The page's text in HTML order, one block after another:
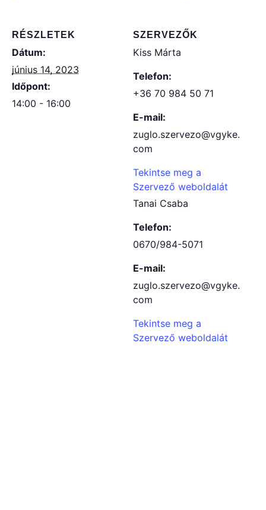
RÉSZLETEK
Dátum:
június 14, 2023
Időpont:
14:00 - 16:00
SZERVEZŐK
Kiss Márta
Telefon:
+36 70 984 50 71
E-mail:
zuglo.szervezo@vgyke.
com
Tekintse meg a
Szervező weboldalát
Tanai Csaba
Telefon:
0670/984-5071
E-mail:
zuglo.szervezo@vgyke.
com
Tekintse meg a
Szervező weboldalát